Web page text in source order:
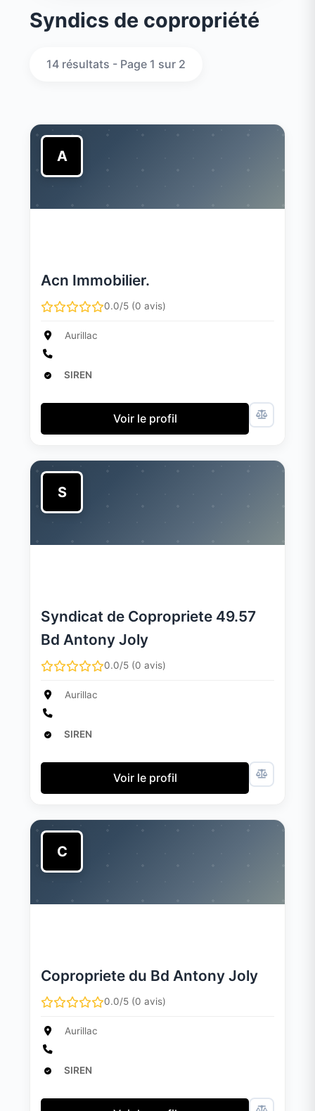
Syndics de copropriété
14 résultats - Page 1 sur 2
A
Acn Immobilier.
0.0/5 (0 avis)
Aurillac
SIREN
Voir le profil
S
Syndicat de Copropriete 49.57
Bd Antony Joly
0.0/5 (0 avis)
Aurillac
SIREN
Voir le profil
C
Copropriete du Bd Antony Joly
0.0/5 (0 avis)
Aurillac
SIREN